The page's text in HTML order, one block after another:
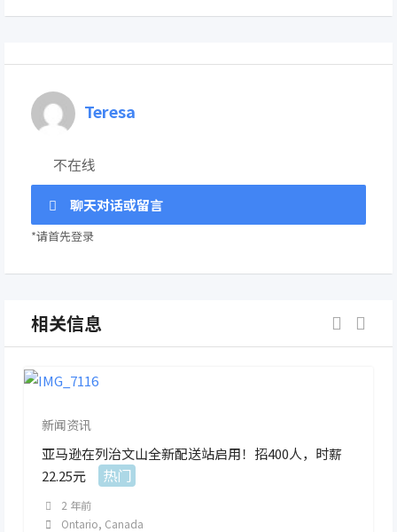
Teresa
不在线
聊天对话或留言
*请首先登录
相关信息
新闻资讯
亚马逊在列治文山全新配送站启用！招400人，时薪
22.25元
热门
2 年前
Ontario, Canada